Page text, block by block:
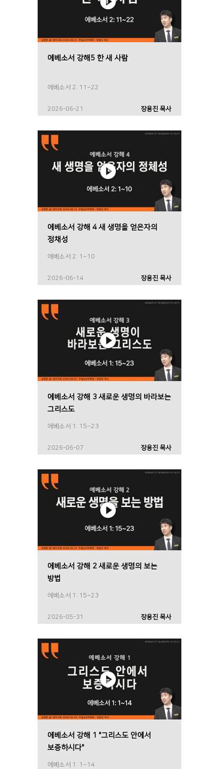
에베소서 강해5 한 새 사람
에베소서 2: 11~22
2026-06-21 장용진 목사
에베소서 강해 4 새 생명을 얻은자의
정채성
에베소서 2: 1~10
2026-06-14 장용진 목사
에베소서 강해 3 새로운 생명의 바라보는
그리스도
에베소서 1: 15~23
2026-06-07 장용진 목사
에베소서 강해 2 새로운 생명의 보는
방법
에베소서 1: 15~23
2026-05-31 장용진 목사
에베소서 강해 1 "그리스도 안에서
보증하시다"
에베소서 1: 1~14